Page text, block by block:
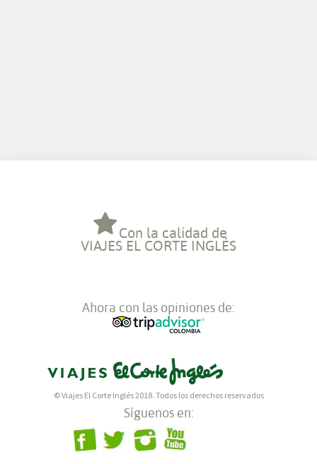
Con la calidad de
VIAJES EL CORTE INGLÉS
Ahora con las opiniones de:
© Viajes El Corte Inglés 2018. Todos los derechos reservados
Síguenos en: